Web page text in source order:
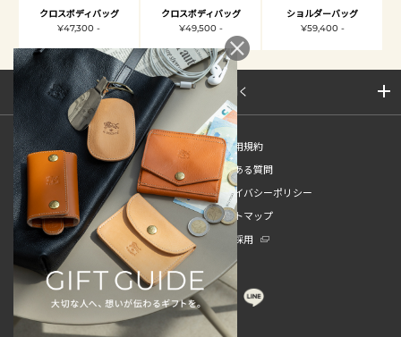
クロスボディバッグ
¥47,300 -
クロスボディバッグ
¥49,500 -
ショルダーバッグ
¥59,400 -
サイトマップを開く
新規会員登録
ご利用規約
ご利用ガイド
よくある質問
特定商取引法
プライバシーポリシー
お問い合わせ
サイトマップ
販売スタッフ中途採用
新卒採用